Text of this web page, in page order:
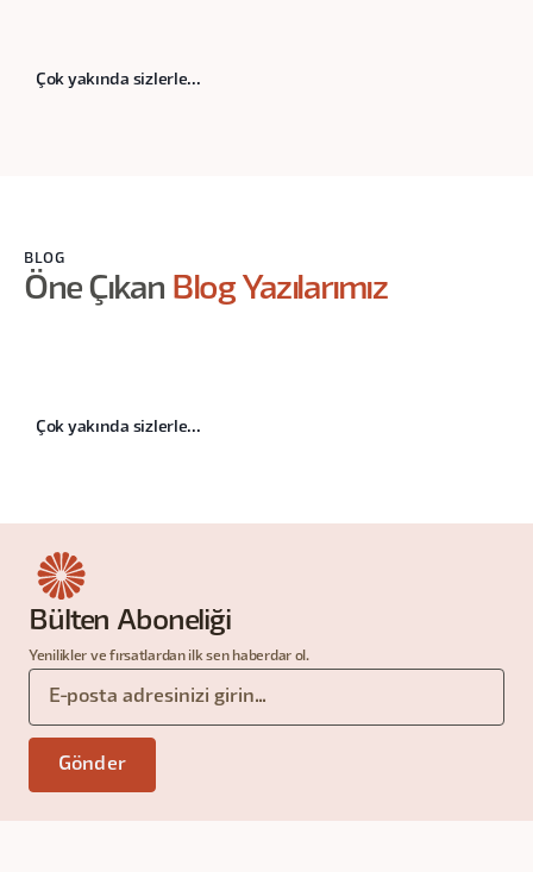
Çok yakında sizlerle...
BLOG
Öne Çıkan Blog Yazılarımız
Çok yakında sizlerle...
Bülten Aboneliği
Yenilikler ve fırsatlardan ilk sen haberdar ol.